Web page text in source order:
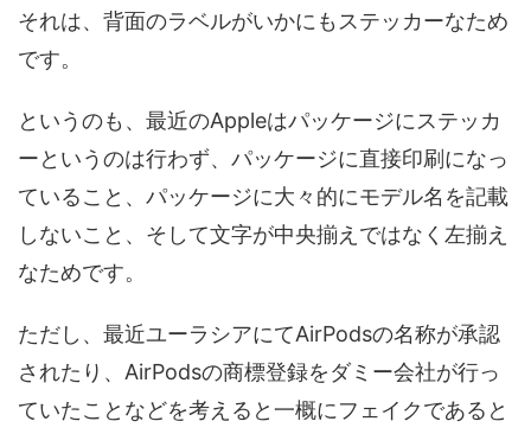
それは、背面のラベルがいかにもステッカーなため
です。
というのも、最近のAppleはパッケージにステッカ
ーというのは行わず、パッケージに直接印刷になっ
ていること、パッケージに大々的にモデル名を記載
しないこと、そして文字が中央揃えではなく左揃え
なためです。
ただし、最近ユーラシアにてAirPodsの名称が承認
されたり、AirPodsの商標登録をダミー会社が行っ
ていたことなどを考えると一概にフェイクであると